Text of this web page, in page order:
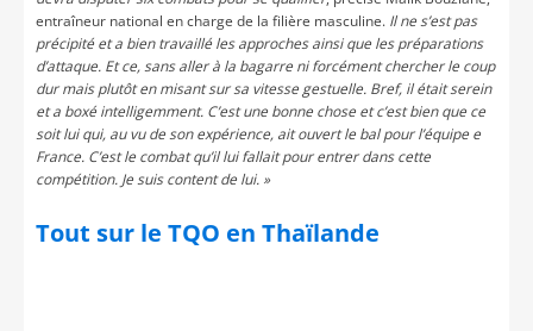
entraîneur national en charge de la filière masculine. Il ne s’est pas
précipité et a bien travaillé les approches ainsi que les préparations
d’attaque. Et ce, sans aller à la bagarre ni forcément chercher le coup
dur mais plutôt en misant sur sa vitesse gestuelle. Bref, il était serein
et a boxé intelligemment. C’est une bonne chose et c’est bien que ce
soit lui qui, au vu de son expérience, ait ouvert le bal pour l’équipe e
France. C’est le combat qu’il lui fallait pour entrer dans cette
compétition. Je suis content de lui. »
Tout sur le TQO en Thaïlande